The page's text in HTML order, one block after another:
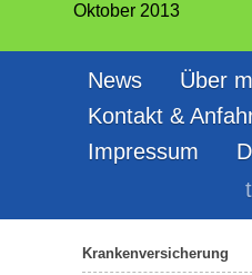
Oktober 2013
News
Über
Kontakt &
Impressum
Krankenversicherung